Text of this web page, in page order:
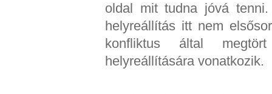
oldal mit tudna jóvá
helyreállítás itt nem
konfliktus által
helyreállítására vonatkozik.